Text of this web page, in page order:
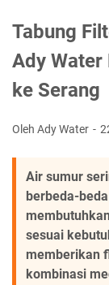
Tabung
Ady Water
ke Serang
Oleh Ady Water
Air sumur
berbeda-
sesuai
memberikan
kombinasi